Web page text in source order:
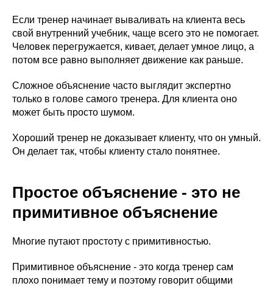
Если тренер начинает вываливать на клиента весь
свой внутренний учебник, чаще всего это не помогает.
Человек перегружается, кивает, делает умное лицо, а
потом все равно выполняет движение как раньше.
Сложное объяснение часто выглядит экспертно
только в голове самого тренера. Для клиента оно
может быть просто шумом.
Хороший тренер не доказывает клиенту, что он умный.
Он делает так, чтобы клиенту стало понятнее.
Простое объяснение - это не
примитивное объяснение
Многие путают простоту с примитивностью.
Примитивное объяснение - это когда тренер сам
плохо понимает тему и поэтому говорит общими